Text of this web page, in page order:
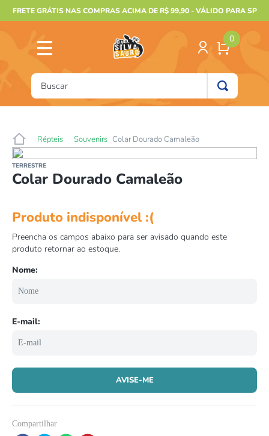
FRETE GRÁTIS NAS COMPRAS ACIMA DE R$ 99,90 - VÁLIDO PARA SP
0
Buscar
Répteis Souvenirs Colar Dourado Camaleão
TERRESTRE
Colar Dourado Camaleão
Compartilhar
2º
animais
3º
5º
jabuti
6º
terrario
7